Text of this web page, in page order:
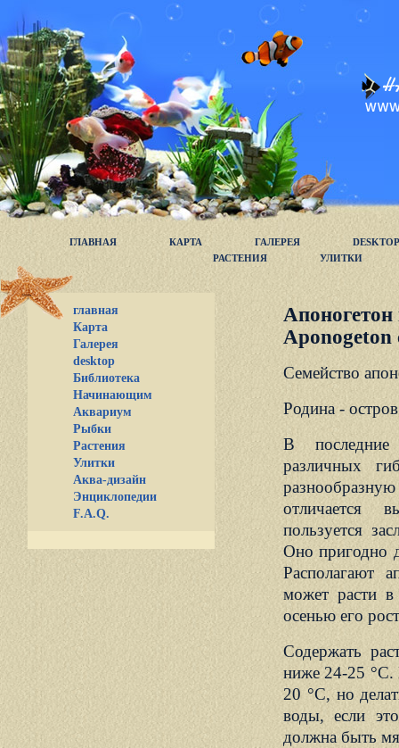
ГЛАВНАЯ КАРТА ГАЛЕРЕЯ
DESKTOP
РАСТЕНИЯ
УЛИТКИ
главная
Карта
Галерея
desktop
Библиотека
Начинающим
Аквариум
Рыбки
Растения
Улитки
Аква-дизайн
Энциклопедии
F.A.Q.
Aponogeton
Семейство
Родина -
В последние
различных
отличается
пользуется
Оно пригодно
Располагают
может расти в
осенью его
Содержать
ниже 24-25 °С.
20 °С, но
воды, если
должна быть